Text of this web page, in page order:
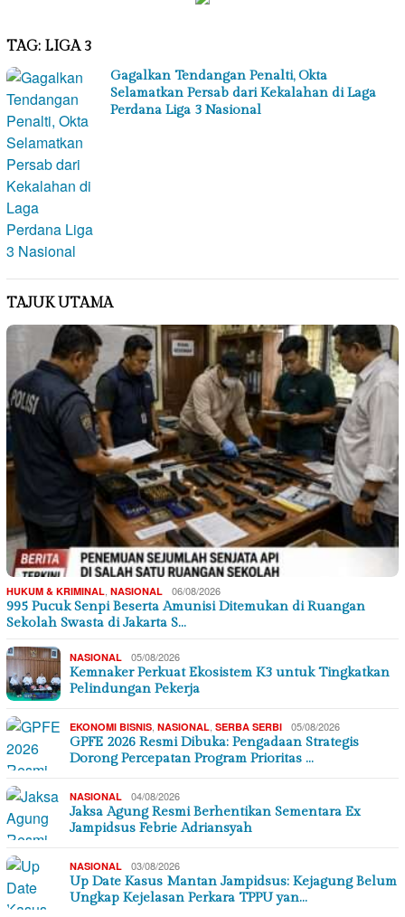
TAG: LIGA 3
Gagalkan Tendangan Penalti, Okta
Selamatkan Persab dari Kekalahan di Laga
Perdana Liga 3 Nasional
TAJUK UTAMA
HUKUM & KRIMINAL NASIONAL 06/08/2026
995 Pucuk Senpi Beserta Amunisi Ditemukan di Ruangan
Sekolah Swasta di Jakarta S…
NASIONAL 05/08/2026
Kemnaker Perkuat Ekosistem K3 untuk Tingkatkan
Pelindungan Pekerja
EKONOMI BISNIS NASIONAL SERBA SERBI 05/08/2026
GPFE 2026 Resmi Dibuka: Pengadaan Strategis
Dorong Percepatan Program Prioritas …
NASIONAL 04/08/2026
Jaksa Agung Resmi Berhentikan Sementara Ex
Jampidsus Febrie Adriansyah
NASIONAL 03/08/2026
Up Date Kasus Mantan Jampidsus: Kejagung Belum
Ungkap Kejelasan Perkara TPPU yan…